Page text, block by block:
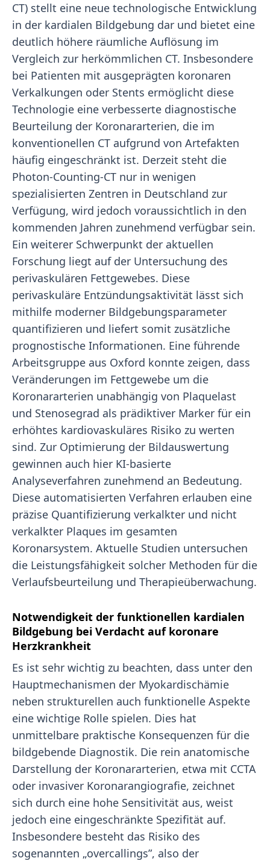
CT) stellt eine neue technologische Entwicklung
in der kardialen Bildgebung dar und bietet eine
deutlich höhere räumliche Auflösung im
Vergleich zur herkömmlichen CT. Insbesondere
bei Patienten mit ausgeprägten koronaren
Verkalkungen oder Stents ermöglicht diese
Technologie eine verbesserte diagnostische
Beurteilung der Koronararterien, die im
konventionellen CT aufgrund von Artefakten
häufig eingeschränkt ist. Derzeit steht die
Photon-Counting-CT nur in wenigen
spezialisierten Zentren in Deutschland zur
Verfügung, wird jedoch voraussichtlich in den
kommenden Jahren zunehmend verfügbar sein.
Ein weiterer Schwerpunkt der aktuellen
Forschung liegt auf der Untersuchung des
perivaskulären Fettgewebes. Diese
perivaskuläre Entzündungsaktivität lässt sich
mithilfe moderner Bildgebungsparameter
quantifizieren und liefert somit zusätzliche
prognostische Informationen. Eine führende
Arbeitsgruppe aus Oxford konnte zeigen, dass
Veränderungen im Fettgewebe um die
Koronararterien unabhängig von Plaquelast
und Stenosegrad als prädiktiver Marker für ein
erhöhtes kardiovaskuläres Risiko zu werten
sind. Zur Optimierung der Bildauswertung
gewinnen auch hier KI-basierte
Analyseverfahren zunehmend an Bedeutung.
Diese automatisierten Verfahren erlauben eine
präzise Quantifizierung verkalkter und nicht
verkalkter Plaques im gesamten
Koronarsystem. Aktuelle Studien untersuchen
die Leistungsfähigkeit solcher Methoden für die
Verlaufsbeurteilung und Therapieüberwachung.
Notwendigkeit der funktionellen kardialen
Bildgebung bei Verdacht auf koronare
Herzkrankheit
Es ist sehr wichtig zu beachten, dass unter den
Hauptmechanismen der Myokardischämie
neben strukturellen auch funktionelle Aspekte
eine wichtige Rolle spielen. Dies hat
unmittelbare praktische Konsequenzen für die
bildgebende Diagnostik. Die rein anatomische
Darstellung der Koronararterien, etwa mit CCTA
oder invasiver Koronarangiografie, zeichnet
sich durch eine hohe Sensitivität aus, weist
jedoch eine eingeschränkte Spezifität auf.
Insbesondere besteht das Risiko des
sogenannten „overcallings”, also der